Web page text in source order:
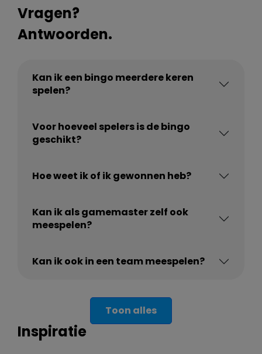
Vragen?
Antwoorden.
Kan ik een bingo meerdere keren
spelen?
Voor hoeveel spelers is de bingo
geschikt?
Hoe weet ik of ik gewonnen heb?
Kan ik als gamemaster zelf ook
meespelen?
Kan ik ook in een team meespelen?
Toon alles
Inspiratie